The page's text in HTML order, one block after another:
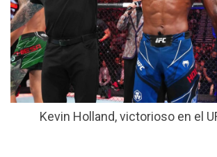
Kevin Holland, victorioso en el